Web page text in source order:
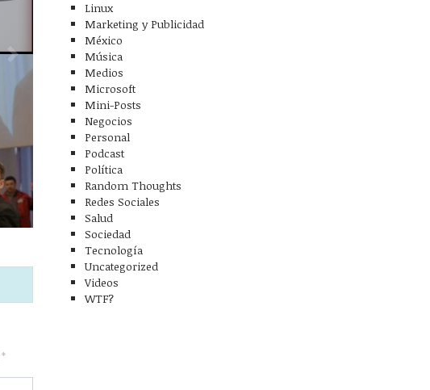
*
Linux
Marketing y Publicidad
México
Música
Medios
Microsoft
Mini-Posts
Negocios
Personal
Podcast
Política
Random Thoughts
Redes Sociales
Salud
Sociedad
Tecnología
Uncategorized
Videos
WTF?